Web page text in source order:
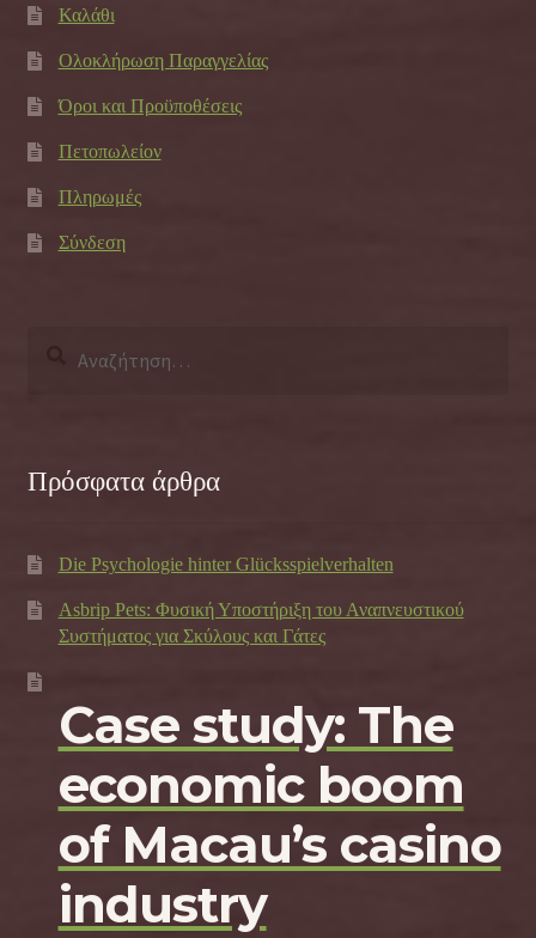
Καλάθι
Ολοκλήρωση Παραγγελίας
Όροι και Προϋποθέσεις
Πετοπωλείον
Πληρωμές
Σύνδεση
Πρόσφατα άρθρα
Die Psychologie hinter Glücksspielverhalten
Asbrip Pets: Φυσική Υποστήριξη του Αναπνευστικού
Συστήματος για Σκύλους και Γάτες
Case study: The
economic boom
of Macau’s casino
industry